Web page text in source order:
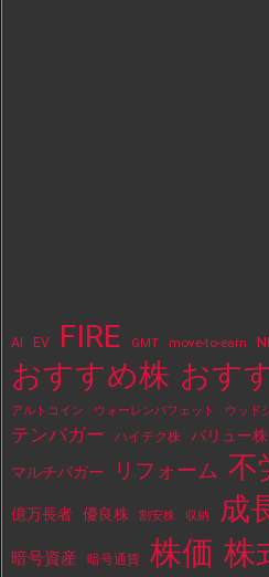
AI EV FIRE GMT move-to-earn
おすすめ株 おす
アルトコイン ウォーレンバフェット ウッド
テンバガー ハイテク株 バリュー株
マルチバガー リフォーム 不
億万長者 優良株 割安株 収納 成
暗号資産 暗号通貨 株価 株